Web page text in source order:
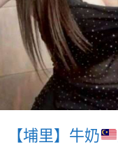
【埔里】牛奶